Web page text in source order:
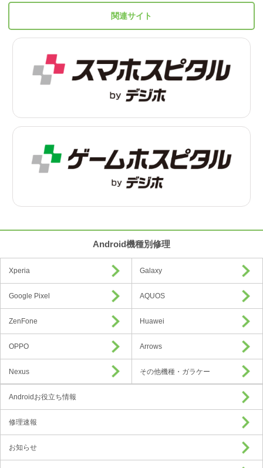
関連サイト
Android機種別修理
Xperia Galaxy
Google Pixel AQUOS
ZenFone Huawei
OPPO Arrows
Nexus その他機種・ガラケー
Androidお役立ち情報
修理速報
お知らせ